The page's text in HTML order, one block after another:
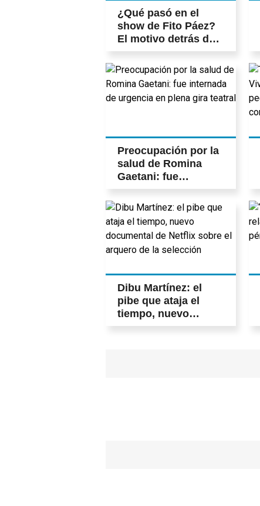
¿Qué pasó en el
show de Fito Páez?
El motivo detrás de
los silbidos y su
inesperado descargo
en las redes
Preocupación por la
salud de Romina
Gaetani: fue
internada de
urgencia en plena
gira teatral
Dibu Martínez: el
pibe que ataja el
tiempo, nuevo
documental de